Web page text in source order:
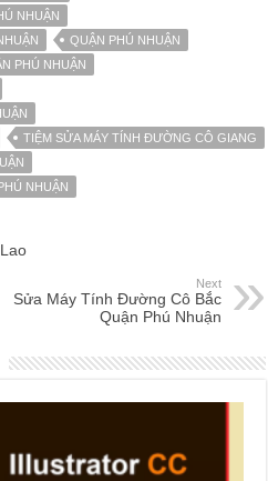
NHUẬN
QUẬN PHÚ NHUẬN
PHÚ NHUẬN
TIỆM SỬA MÁY TÍNH ĐƯỜNG CÔ GIANG
NHUẬN
Next
Sửa Máy Tính Đường Cô Bắc
Quận Phú Nhuận